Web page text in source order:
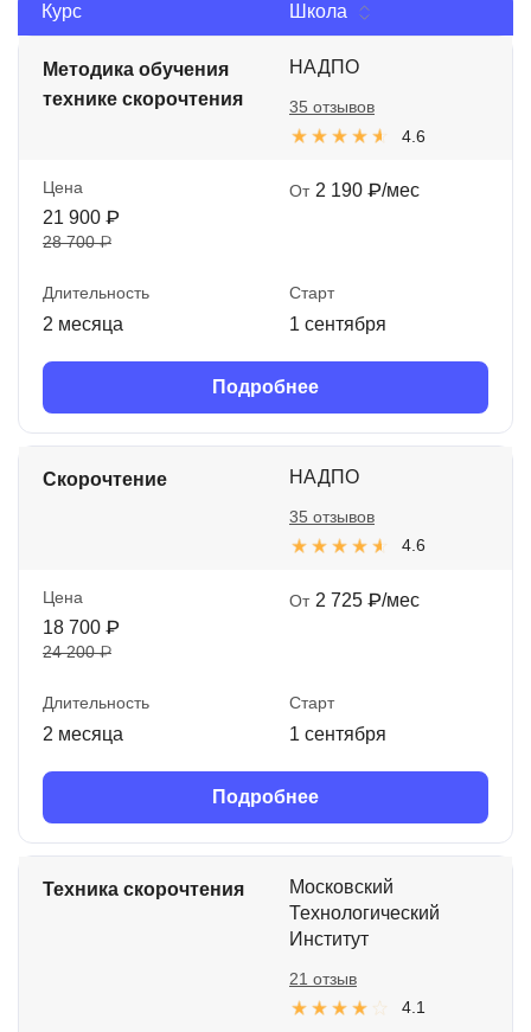
Курс Школа
Методика обучения
технике скорочтения
НАДПО
4.6
35 отзывов
Цена
21 900 ₽
28 700 ₽
От 2 190 ₽/мес
Длительность
2 месяца
Старт
1 сентября
Подробнее
Скорочтение НАДПО
4.6
35 отзывов
Цена
18 700 ₽
24 200 ₽
От 2 725 ₽/мес
Длительность
2 месяца
Старт
1 сентября
Подробнее
Техника скорочтения
Московский
Технологический
Институт
4.1
21 отзыв